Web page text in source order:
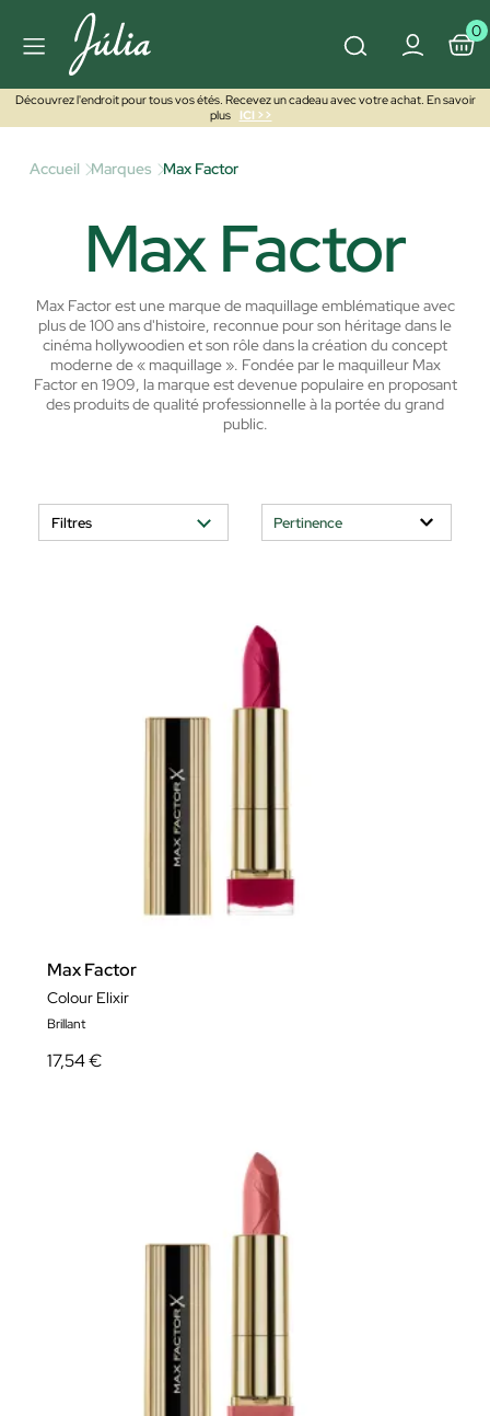
0
Découvrez l'endroit pour tous vos étés. Recevez un cadeau avec votre achat. En savoir
plus
ICI >>
Accueil Marques Max Factor
Max Factor
Max Factor est une marque de maquillage emblématique avec
plus de 100 ans d'histoire, reconnue pour son héritage dans le
cinéma hollywoodien et son rôle dans la création du concept
moderne de « maquillage ». Fondée par le maquilleur Max
Factor en 1909, la marque est devenue populaire en proposant
des produits de qualité professionnelle à la portée du grand
public.
Filtres
Max Factor
Colour Elixir
Brillant
17,54 €